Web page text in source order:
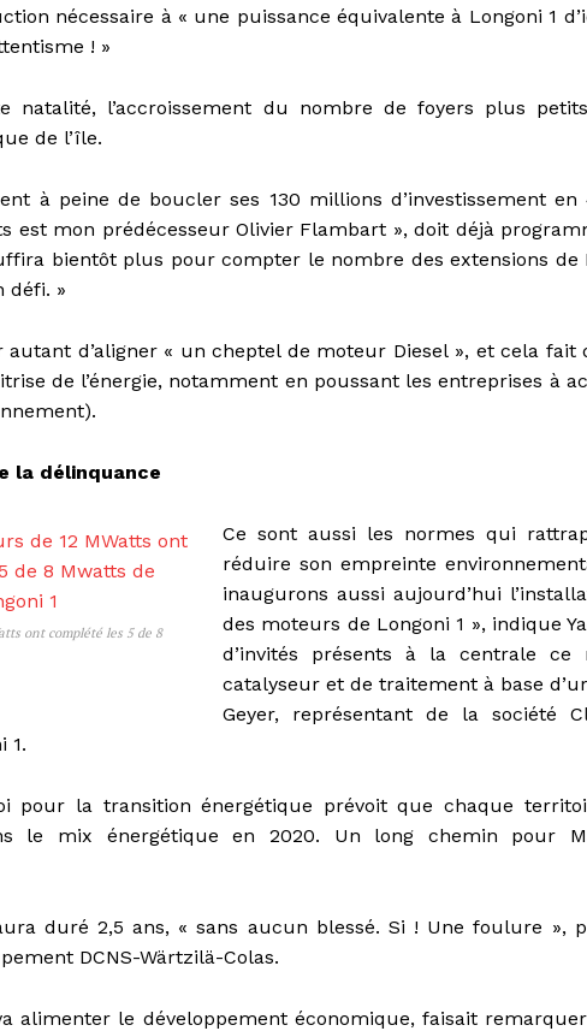
nécessaire à « une puissance équivalente à Longoni 1
! »
natalité, l’accroissement du nombre de foyers plus
de l’île.
à peine de boucler ses 130 millions d’investissement
est mon prédécesseur Olivier Flambart », doit déjà
bientôt plus pour compter le nombre des extensions de
défi. »
autant d’aligner « un cheptel de moteur Diesel », et cela fait
de l’énergie, notamment en poussant les entreprises à
la délinquance
ont complété les 5 de 8
Ce sont aussi les normes qui
réduire son empreinte
inaugurons aussi aujourd’hui
des moteurs de Longoni 1 », indique
d’invités présents à la centrale
catalyseur et de traitement à base
Geyer, représentant de la société
1.
pour la transition énergétique prévoit que chaque
le mix énergétique en 2020. Un long chemin pour
duré 2,5 ans, « sans aucun blessé. Si ! Une foulure »,
DCNS-Wärtzilä-Colas.
alimenter le développement économique, faisait